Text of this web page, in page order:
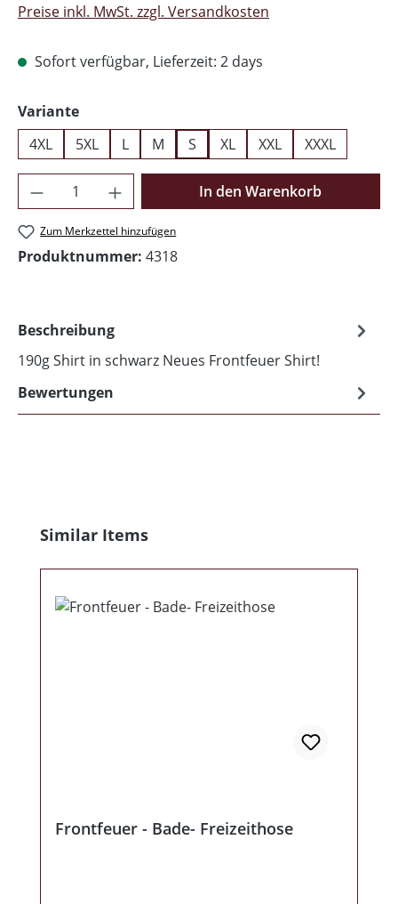
Preise inkl. MwSt. zzgl. Versandkosten
Sofort verfügbar, Lieferzeit: 2 days
Varianteauswählen
4XL
5XL L M S XL XXL XXXL
Produkt Anzahl: Gib den gewünschten
In den Warenkorb
Zum Merkzettel hinzufügen
Produktnummer: 4318
Beschreibung
190g Shirt in schwarz Neues Frontfeuer Shirt!
Bewertungen
Produktgalerie überspringen
Similar Items
Frontfeuer - Bade- Freizeithose